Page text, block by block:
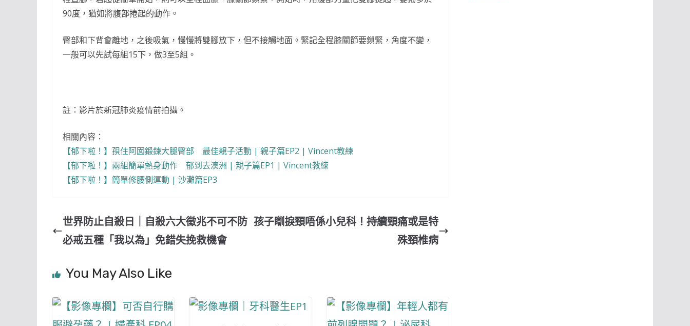
90度，猶如將腹部捲起的動作。
臀部和下背會離地，之後吸氣，慢慢將雙腳放下，但不接觸地面。緊記全程膝關節要鎖緊，角度不變，
一般可以先試每組15下，做3至5組。
註：影片於新冠肺炎疫情前拍攝。
相關內容：
【郁下啦！】孭住阿囡鍛鍊大腿臀部 最佳親子活動 | 親子篇EP2 | Vincent教練
【郁下啦！】兩組簡單熱身動作 郁到去澳洲 | 親子篇EP1 | Vincent教練
【郁下啦！】簡單修腰側運動 | 沙灘篇EP3
世界防止自殺日｜自殺六大徵兆不可不防
必戒五種「我以為」免錯失挽救機會
孩子瞓捩頸唔係小兒科！持續頸痛或是特
殊頸椎病
You May Also Like